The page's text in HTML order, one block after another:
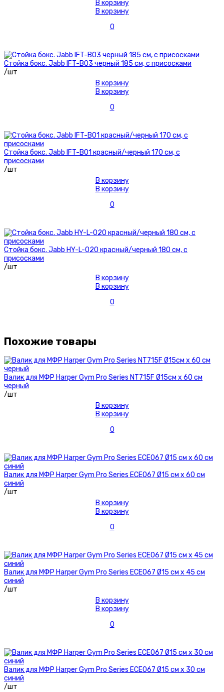
В корзину
В корзину
0
Стойка бокс. Jabb IFT-B03 черный 185 см, с присосками
/шт
В корзину
В корзину
0
Стойка бокс. Jabb IFT-B01 красный/черный 170 см, с
присосками
/шт
В корзину
В корзину
0
Стойка бокс. Jabb HY-L-020 красный/черный 180 см, с
присосками
/шт
В корзину
В корзину
0
Похожие товары
Валик для МФР Harper Gym Pro Series NT715F Ø15см х 60 см
черный
/шт
В корзину
В корзину
0
Валик для МФР Harper Gym Pro Series ECE067 Ø15 см х 60 см
синий
/шт
В корзину
В корзину
0
Валик для МФР Harper Gym Pro Series ECE067 Ø15 см х 45 см
синий
/шт
В корзину
В корзину
0
Валик для МФР Harper Gym Pro Series ECE067 Ø15 см х 30 см
синий
/шт